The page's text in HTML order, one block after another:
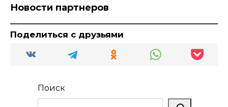
Новости партнеров
Поделиться с друзьями
Поиск